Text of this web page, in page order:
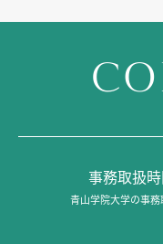
事務取扱
青山学院大学の事